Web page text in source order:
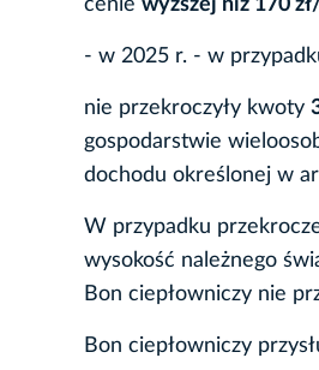
cenie wyższej niż 170
- w 2025 r. - w
nie przekroczyły kwoty
gospodarstwie
dochodu określonej w
W przypadku
wysokość należnego
Bon ciepłowniczy nie
Bon ciepłowniczy